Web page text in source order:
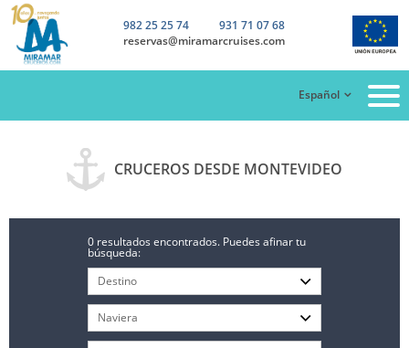
982 25 25 74
931 71 07 68
reservas@miramarcruises.com
Español
CRUCEROS DESDE MONTEVIDEO
0 resultados encontrados. Puedes afinar tu
búsqueda: